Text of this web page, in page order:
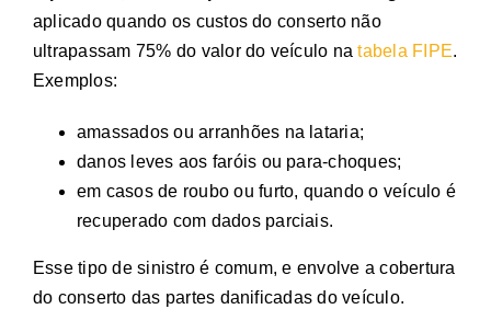
aplicado quando os custos do conserto não
ultrapassam 75% do valor do veículo natabela FIPE.
Exemplos:
amassados ou arranhões na lataria;
danos leves aos faróis ou para-choques;
em casos de roubo ou furto, quando o veículo é
recuperado com dados parciais.
Esse tipo de sinistro é comum, e envolve a cobertura
do conserto das partes danificadas do veículo.